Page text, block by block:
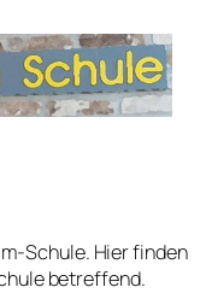
Schule. Hier finden
betreffend.